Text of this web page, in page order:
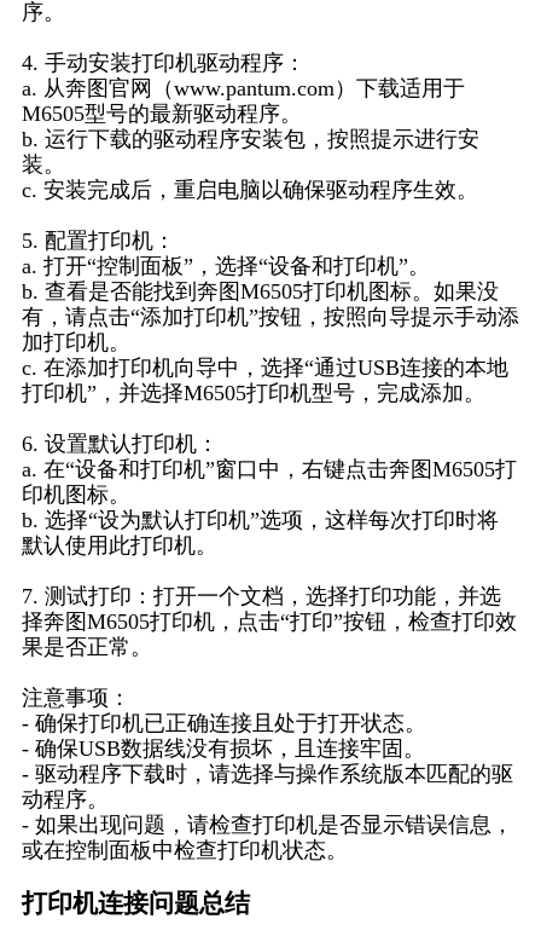
序。
4. 手动安装打印机驱动程序：
a. 从奔图官网（www.pantum.com）下载适用于
M6505型号的最新驱动程序。
b. 运行下载的驱动程序安装包，按照提示进行安
装。
c. 安装完成后，重启电脑以确保驱动程序生效。
5. 配置打印机：
a. 打开“控制面板”，选择“设备和打印机”。
b. 查看是否能找到奔图M6505打印机图标。如果没
有，请点击“添加打印机”按钮，按照向导提示手动添
加打印机。
c. 在添加打印机向导中，选择“通过USB连接的本地
打印机”，并选择M6505打印机型号，完成添加。
6. 设置默认打印机：
a. 在“设备和打印机”窗口中，右键点击奔图M6505打
印机图标。
b. 选择“设为默认打印机”选项，这样每次打印时将
默认使用此打印机。
7. 测试打印：打开一个文档，选择打印功能，并选
择奔图M6505打印机，点击“打印”按钮，检查打印效
果是否正常。
注意事项：
- 确保打印机已正确连接且处于打开状态。
- 确保USB数据线没有损坏，且连接牢固。
- 驱动程序下载时，请选择与操作系统版本匹配的驱
动程序。
- 如果出现问题，请检查打印机是否显示错误信息，
或在控制面板中检查打印机状态。
打印机连接问题总结